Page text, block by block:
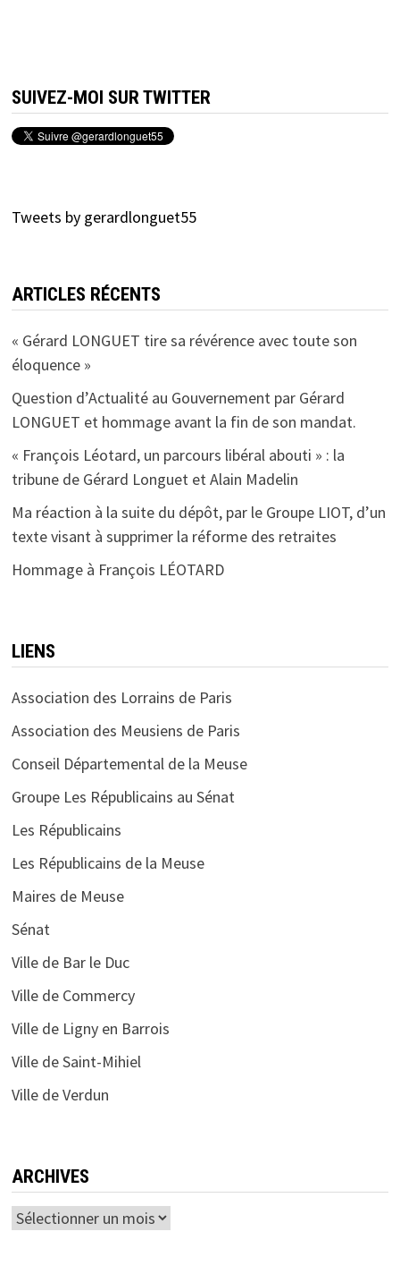
SUIVEZ-MOI SUR TWITTER
Tweets by gerardlonguet55
ARTICLES RÉCENTS
« Gérard LONGUET tire sa révérence avec toute son
éloquence »
Question d’Actualité au Gouvernement par Gérard
LONGUET et hommage avant la fin de son mandat.
« François Léotard, un parcours libéral abouti » : la
tribune de Gérard Longuet et Alain Madelin
Ma réaction à la suite du dépôt, par le Groupe LIOT, d’un
texte visant à supprimer la réforme des retraites
Hommage à François LÉOTARD
LIENS
Association des Lorrains de Paris
Association des Meusiens de Paris
Conseil Départemental de la Meuse
Groupe Les Républicains au Sénat
Les Républicains
Les Républicains de la Meuse
Maires de Meuse
Sénat
Ville de Bar le Duc
Ville de Commercy
Ville de Ligny en Barrois
Ville de Saint-Mihiel
Ville de Verdun
ARCHIVES
Archives